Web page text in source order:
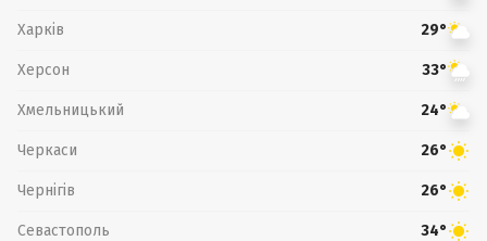
Харків 29°
Херсон 33°
Хмельницький 24°
Черкаси 26°
Чернігів 26°
Севастополь 34°